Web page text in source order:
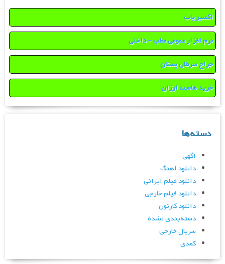
اکسیر یاب
نرم افزار عمومی مطب – داخلی
جراح سرطان پستان
خرید هاست ارزان
دسته‌ها
اگهی
دانلود اهنگ
دانلود فیلم ایرانی
دانلود فیلم خارجی
دانلود کارتون
دسته‌بندی نشده
سریال خارجی
کمدی